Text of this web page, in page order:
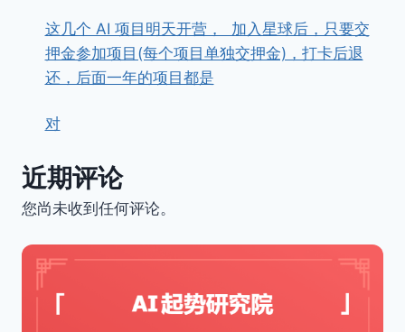
这几个 AI 项目明天开营， ​ ​加入星球后，只要交
押金参加项目(每个项目单独交押金)，打卡后退
还，后面一年的项目都是
对
近期评论
您尚未收到任何评论。